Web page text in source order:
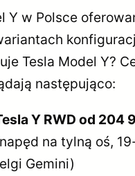
Y w Polsce
Tesla Model Y?
następująco:
Y RWD od 204
na tylną oś,
Gemini)